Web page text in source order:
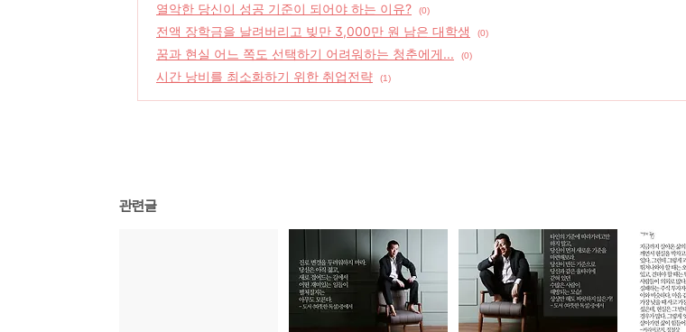
열악한 당신이 성공 기준이 되어야 하는 이유? (0)
전액 장학금을 날려버리고 빚만 3,000만 원 남은 대학생 (0)
꿈과 현실 어느 쪽도 선택하기 어려워하는 청춘에게... (0)
시간 낭비를 최소화하기 위한 취업전략 (1)
관련글